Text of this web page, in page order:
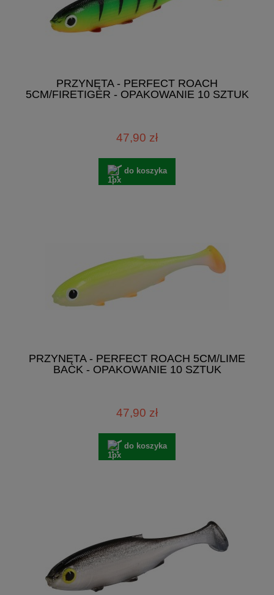
PRZYNĘTA - PERFECT ROACH
5CM/FIRETIGER - OPAKOWANIE 10 SZTUK
47,90 zł
do koszyka
PRZYNĘTA - PERFECT ROACH 5CM/LIME
BACK - OPAKOWANIE 10 SZTUK
47,90 zł
do koszyka